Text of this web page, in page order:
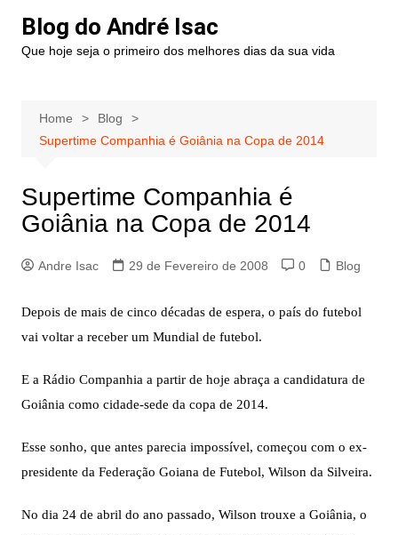
Blog do André Isac
Que hoje seja o primeiro dos melhores dias da sua vida
Home
Blog
Supertime Companhia é Goiânia na Copa de 2014
Supertime Companhia é
Goiânia na Copa de 2014
Andre Isac 29 de Fevereiro de 2008 0 Blog
Depois de mais de cinco décadas de espera, o país do futebol
vai voltar a receber um Mundial de futebol.
E a Rádio Companhia a partir de hoje abraça a candidatura de
Goiânia como cidade-sede da copa de 2014.
Esse sonho, que antes parecia impossível, começou com o ex-
presidente da Federação Goiana de Futebol, Wilson da Silveira.
No dia 24 de abril do ano passado, Wilson trouxe a Goiânia, o